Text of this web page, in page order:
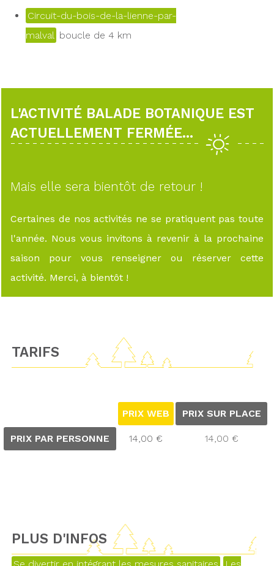
Circuit-du-bois-de-la-lienne-par-
malval boucle de 4 km
L'ACTIVITÉ BALADE BOTANIQUE EST
ACTUELLEMENT FERMÉE...
Mais elle sera bientôt de retour !
Certaines de nos activités ne se pratiquent pas toute
l'année. Nous vous invitons à revenir à la prochaine
saison pour vous renseigner ou réserver cette
activité. Merci, à bientôt !
TARIFS
PRIX WEB PRIX SUR PLACE
PRIX PAR PERSONNE 14,00 € 14,00 €
PLUS D'INFOS